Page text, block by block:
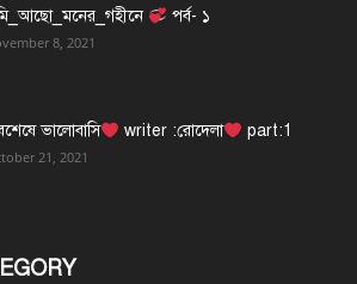
পর্ব- ১
8, 2021
ভালোবাসি writer :রোদেলা part:1
21, 2021